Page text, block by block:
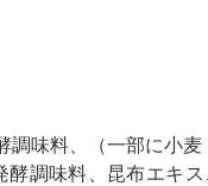
味料、（一部に小麦
調味料、昆布エキ